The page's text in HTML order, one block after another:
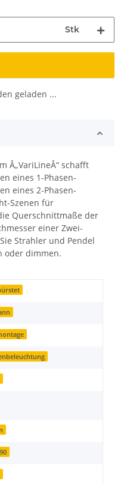
Stk
geladen ...
Â„VariLineÂ“ schafft
eines 1-Phasen-
eines 2-Phasen-
Szenen für
Querschnittmaße der
einer Zwei-
Strahler und Pendel
oder dimmen.